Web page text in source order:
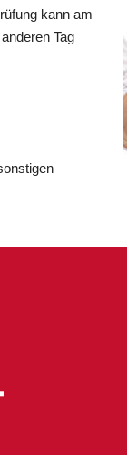
kann am
Tag